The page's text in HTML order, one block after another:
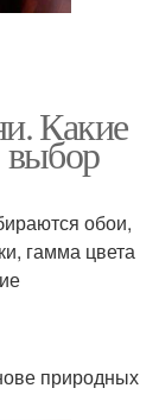
Какие
выбор
обои,
гамма цвета
природных